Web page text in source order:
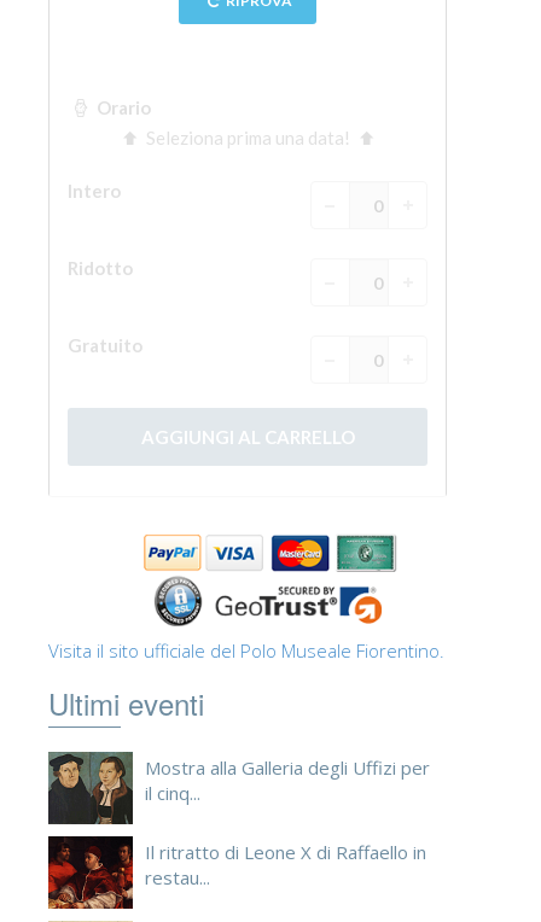
Visita il sito ufficiale del Polo Museale Fiorentino.
Ultimi eventi
Mostra alla Galleria degli Uffizi per
il cinq...
Il ritratto di Leone X di Raffaello in
restau...